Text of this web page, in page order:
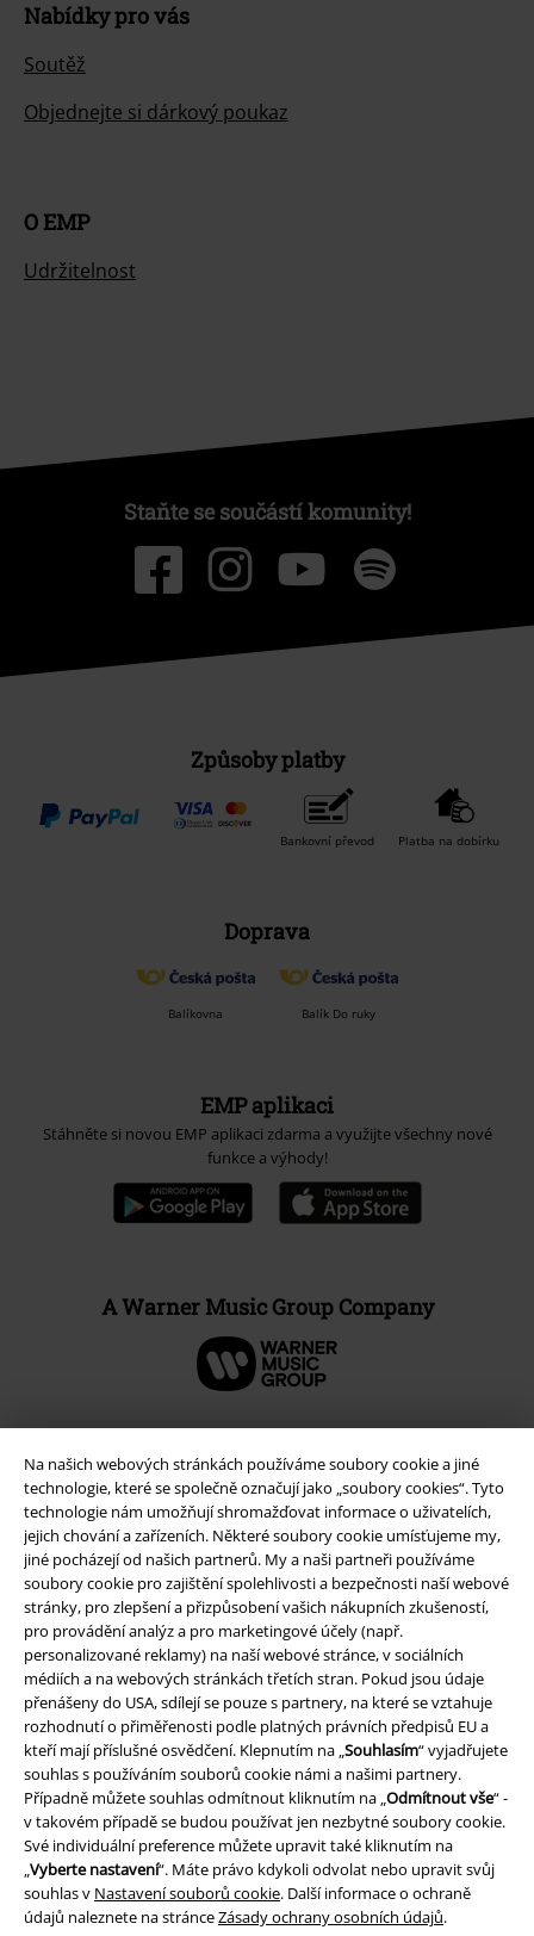
Na našich webových stránkách používáme soubory cookie a jiné
technologie, které se společně označují jako „soubory cookies“. Tyto
technologie nám umožňují shromažďovat informace o uživatelích,
jejich chování a zařízeních. Některé soubory cookie umísťujeme my,
jiné pocházejí od našich partnerů. My a naši partneři používáme
soubory cookie pro zajištění spolehlivosti a bezpečnosti naší webové
stránky, pro zlepšení a přizpůsobení vašich nákupních zkušeností,
pro provádění analýz a pro marketingové účely (např.
personalizované reklamy) na naší webové stránce, v sociálních
médiích a na webových stránkách třetích stran. Pokud jsou údaje
přenášeny do USA, sdílejí se pouze s partnery, na které se vztahuje
rozhodnutí o přiměřenosti podle platných právních předpisů EU a
kteří mají příslušné osvědčení. Klepnutím na „Souhlasím“ vyjadřujete
souhlas s používáním souborů cookie námi a našimi partnery.
Případně můžete souhlas odmítnout kliknutím na „Odmítnout vše“ -
v takovém případě se budou používat jen nezbytné soubory cookie.
Své individuální preference můžete upravit také kliknutím na
„Vyberte nastavení“. Máte právo kdykoli odvolat nebo upravit svůj
souhlas v Nastavení souborů cookie. Další informace o ochraně
údajů naleznete na stránceZásady ochrany osobních údajů.
Nabídky pro vás
Soutěž
Objednejte si dárkový poukaz
O EMP
Udržitelnost
Staňte se součástí komunity!
Způsoby platby
Bankovní převod Platba na dobírku
Doprava
Balíkovna Balík Do ruky
EMP aplikaci
Stáhněte si novou EMP aplikaci zdarma a využijte všechny nové
funkce a výhody!
A Warner Music Group Company
Právní informace
Podmínky
Prohlášení
Ochrana osobních údajů
Likvidace odpadu a ochrana životního prostředí
Prohlášení o shodě